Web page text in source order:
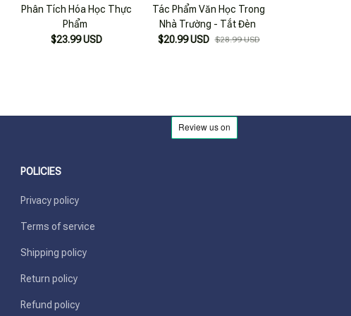
Phân Tích Hóa Học Thực
Phẩm
$23.99 USD
Tác Phẩm Văn Học Trong
Nhà Trường - Tắt Đèn
$20.99 USD $28.99 USD
POLICIES
Privacy policy
Terms of service
Shipping policy
Return policy
Refund policy